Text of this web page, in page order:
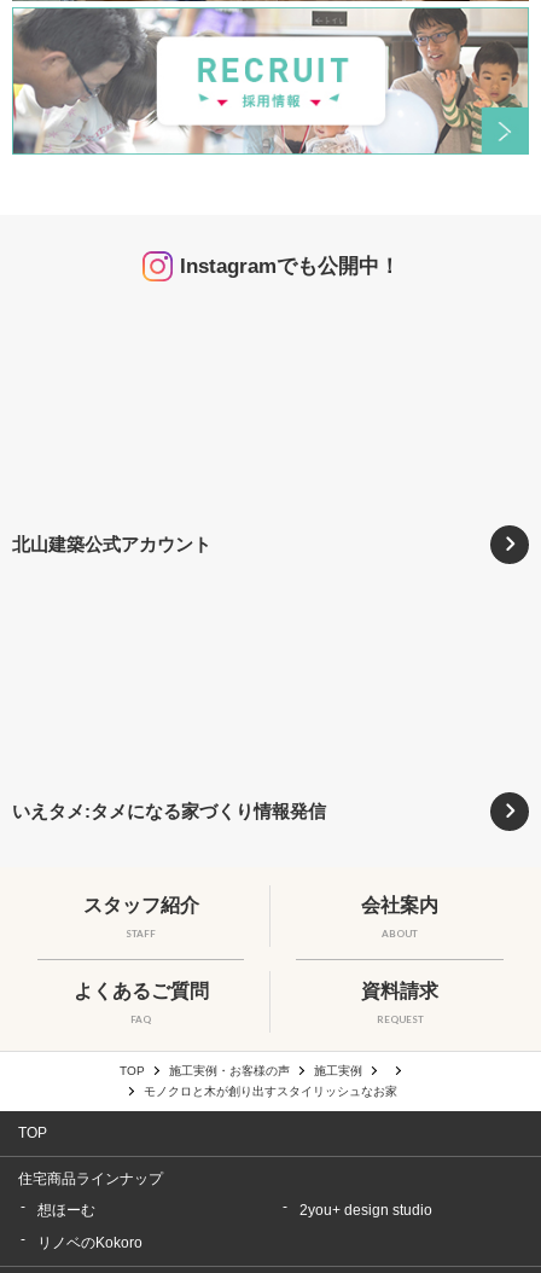
Instagramでも公開中！
北山建築公式アカウント
いえタメ:タメになる家づくり情報発信
スタッフ紹介
STAFF
会社案内
ABOUT
よくあるご質問
FAQ
資料請求
REQUEST
TOP 施工実例・お客様の声
施工実例
モノクロと木が創り出すスタイリッシュなお家
TOP
住宅商品ラインナップ
想ほーむ
2you+ design studio
リノベのKokoro